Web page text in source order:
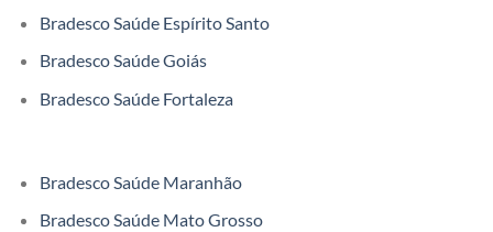
Bradesco Saúde Espírito Santo
Bradesco Saúde Goiás
Bradesco Saúde Fortaleza
Bradesco Saúde Maranhão
Bradesco Saúde Mato Grosso